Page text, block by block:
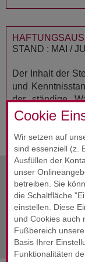
Cookie
Wir setzen auf
sind essenziell (z.
Ausfüllen der
unser
betreiben. Sie
die Schaltfläche
einstellen. Diese
und Cookies auch
Fußbereich
Basis Ihrer
Funktionalitäten
STAND : MAI /
Der Inhalt der
und
der ständige
notwendig,